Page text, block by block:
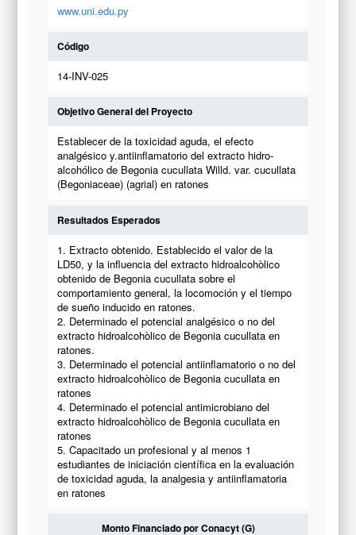
www.uni.edu.py
Código
14-INV-025
Objetivo General del Proyecto
Establecer de la toxicidad aguda, el efecto
analgésico y.antiinflamatorio del extracto hidro-
alcohólico de Begonia cucullata Willd. var. cucullata
(Begoniaceae) (agrial) en ratones
Resultados Esperados
1. Extracto obtenido. Establecido el valor de la
LD50, y la influencia del extracto hidroalcohòlico
obtenido de Begonia cucullata sobre el
comportamiento general, la locomoción y el tiempo
de sueño inducido en ratones.
2. Determinado el potencial analgésico o no del
extracto hidroalcohòlico de Begonia cucullata en
ratones.
3. Determinado el potencial antiinflamatorio o no del
extracto hidroalcohòlico de Begonia cucullata en
ratones
4. Determinado el potencial antimicrobiano del
extracto hidroalcohòlico de Begonia cucullata en
ratones
5. Capacitado un profesional y al menos 1
estudiantes de iniciación científica en la evaluación
de toxicidad aguda, la analgesia y antiinflamatoria
en ratones
Monto Financiado por Conacyt (G)